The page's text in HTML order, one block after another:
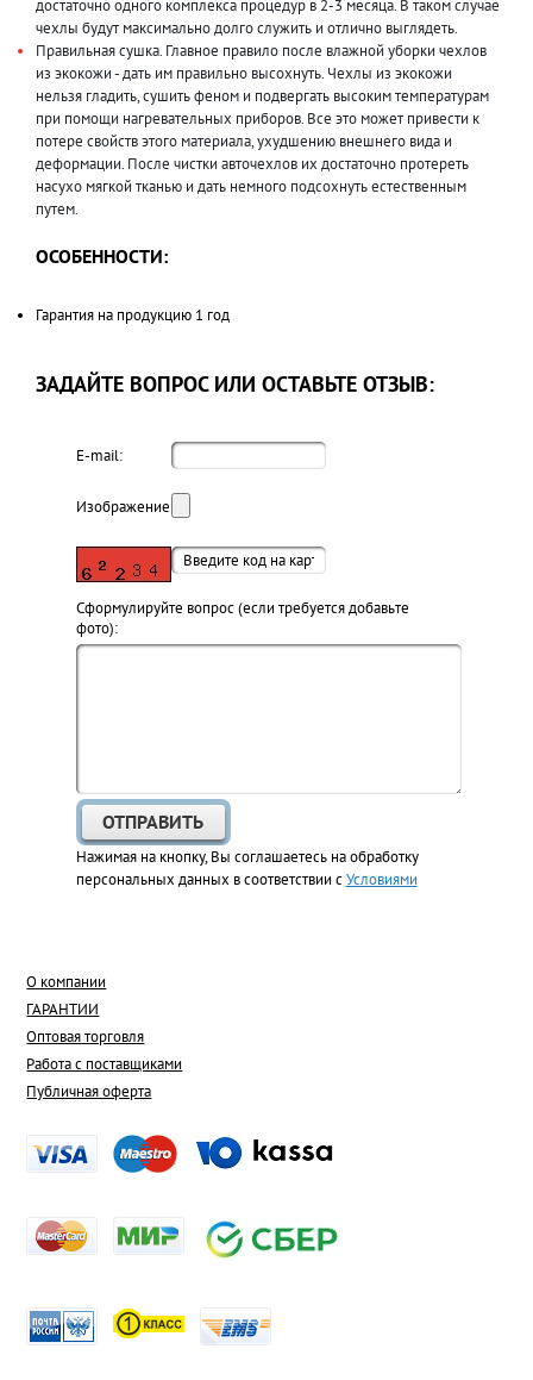
достаточно одного комплекса процедур в 2-3 месяца. В таком случае
чехлы будут максимально долго служить и отлично выглядеть.
Правильная сушка. Главное правило после влажной уборки чехлов
из экокожи - дать им правильно высохнуть. Чехлы из экокожи
нельзя гладить, сушить феном и подвергать высоким температурам
при помощи нагревательных приборов. Все это может привести к
потере свойств этого материала, ухудшению внешнего вида и
деформации. После чистки авточехлов их достаточно протереть
насухо мягкой тканью и дать немного подсохнуть естественным
путем.
ОСОБЕННОСТИ:
Гарантия на продукцию 1 год
ЗАДАЙТЕ ВОПРОС ИЛИ ОСТАВЬТЕ ОТЗЫВ:
E-mail:
Изображение:
Cформулируйте вопрос (если требуется добавьте
фото):
Нажимая на кнопку, Вы соглашаетесь на обработку
персональных данных в соответствии сУсловиями
О компании
ГАРАНТИИ
Оптовая торговля
Работа с поставщиками
Публичная оферта